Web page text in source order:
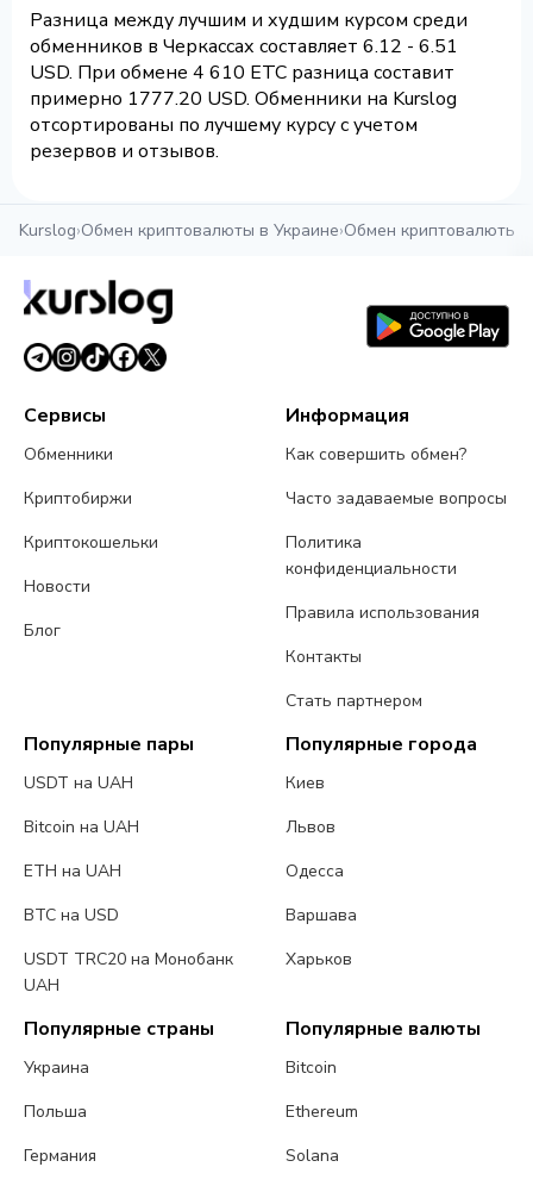
Разница между лучшим и худшим курсом среди
обменников в Черкассах составляет 6.12 - 6.51
USD. При обмене 4 610 ETC разница составит
примерно 1777.20 USD. Обменники на Kurslog
отсортированы по лучшему курсу с учетом
резервов и отзывов.
Kurslog›Обмен криптовалюты в Украине›Обмен криптовалюты
Сервисы
Обменники
Криптобиржи
Криптокошельки
Новости
Блог
Информация
Как совершить обмен?
Часто задаваемые вопросы
Политика
конфиденциальности
Правила использования
Контакты
Стать партнером
Популярные пары
USDT на UAH
Bitcoin на UAH
ETH на UAH
BTC на USD
USDT TRC20 на Монобанк
UAH
Популярные города
Киев
Львов
Одесса
Варшава
Харьков
Популярные страны
Украина
Польша
Германия
Популярные валюты
Bitcoin
Ethereum
Solana